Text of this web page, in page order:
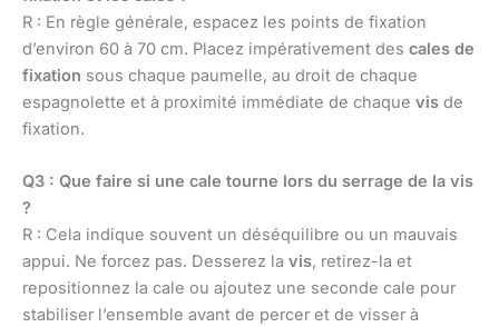
R : En règle générale, espacez les points de fixation
d’environ 60 à 70 cm. Placez impérativement des cales de
fixation sous chaque paumelle, au droit de chaque
espagnolette et à proximité immédiate de chaque vis de
fixation.
Q3 : Que faire si une cale tourne lors du serrage de la vis
?
R : Cela indique souvent un déséquilibre ou un mauvais
appui. Ne forcez pas. Desserez la vis, retirez-la et
repositionnez la cale ou ajoutez une seconde cale pour
stabiliser l’ensemble avant de percer et de visser à